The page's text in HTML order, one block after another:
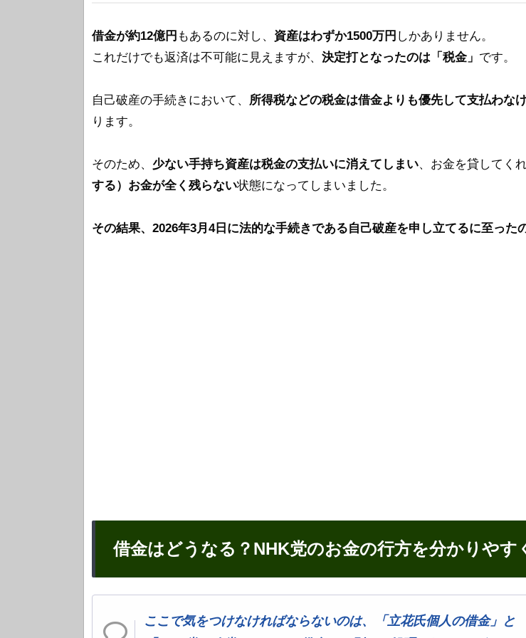
借金が約12億円 もあるのに対し、 資産はわずか1500万円 しかありません。
これだけでも返済は不可能に見えますが、 決定打となったのは「税金」 です。
自己破産の手続きにおいて、 所得税などの税金は借金よりも優先して支払わな
ります。
そのため、 少ない手持ち資産は税金の支払いに消えてしまい、お金を貸してく
する）お金が全く残らない状態になってしまいました。
その結果、2026年3月4日に法的な手続きである自己破産を申し立てるに至った
借金はどうなる？NHK党のお金の行方を分かりやす
ここで気をつけなければならないのは、「立花氏個人の借金」と